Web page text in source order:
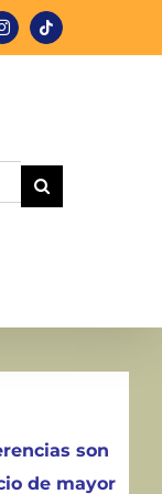
InstagramTiktok
son
de mayor